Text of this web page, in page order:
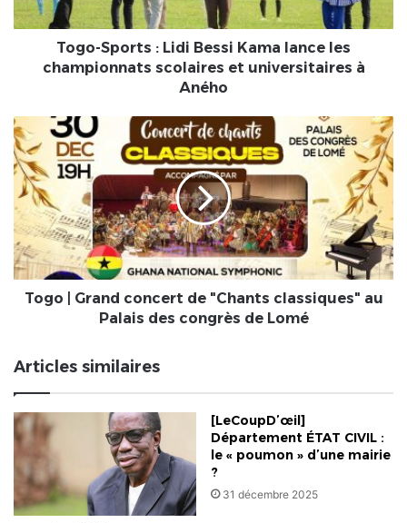
les
championnats
Aného
Togo-Sports : Lidi Bessi Kama lance les
championnats scolaires et universitaires à
Aného
Togo
|
Grand
concert
de
"Chants
classiques"
au
Palais
desTogo | Grand concert de "Chants classiques" au
Palais des congrès de Lomé
Articles similaires
[LeCoupD’œil]
Département ÉTAT CIVIL :
le « poumon » d’une mairie
?
31 décembre 2025